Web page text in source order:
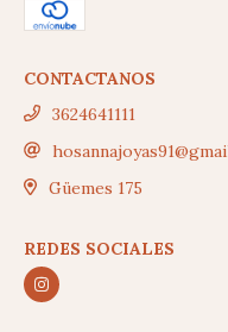
CONTACTANOS
3624641111
Güemes 175
REDES SOCIALES